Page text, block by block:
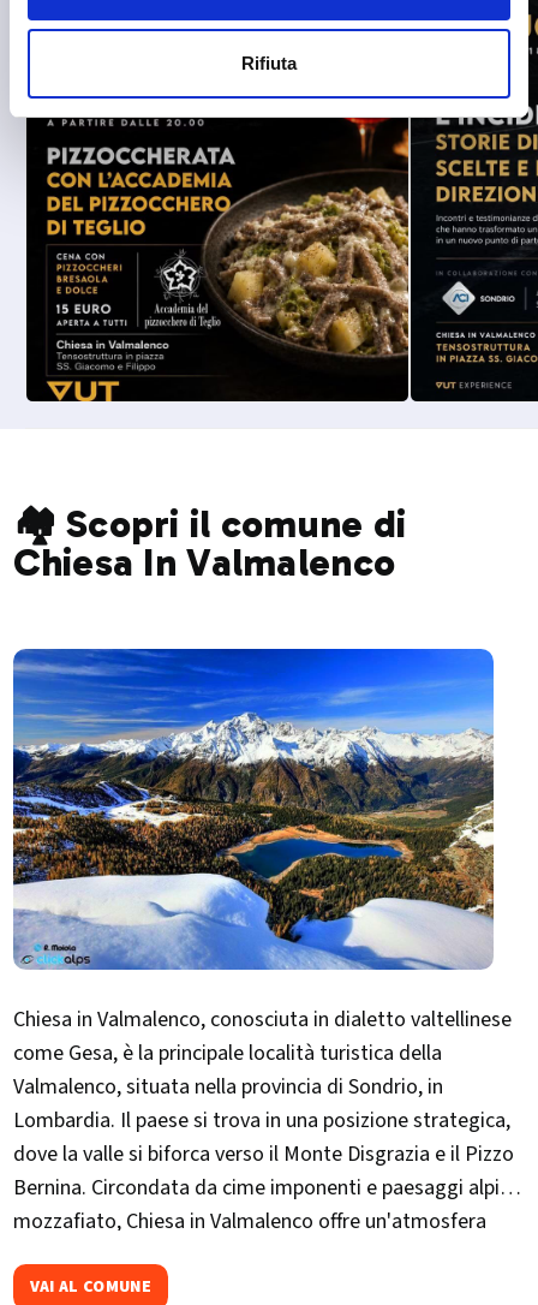
Rifiuta
🏘️ Scopri il comune di
Chiesa In Valmalenco
Chiesa in Valmalenco, conosciuta in dialetto valtellinese
come Gesa, è la principale località turistica della
Valmalenco, situata nella provincia di Sondrio, in
Lombardia. Il paese si trova in una posizione strategica,
dove la valle si biforca verso il Monte Disgrazia e il Pizzo
Bernina. Circondata da cime imponenti e paesaggi alpini
mozzafiato, Chiesa in Valmalenco offre un'atmosfera
connessione profonda con la natura e le tradizioni locali.
VAI AL COMUNE